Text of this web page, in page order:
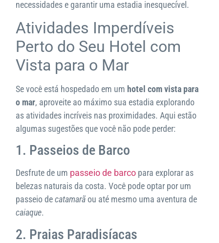
necessidades e garantir uma estadia inesquecível.
Atividades Imperdíveis
Perto do Seu Hotel com
Vista para o Mar
Se você está hospedado em um hotel com vista para
o mar, aproveite ao máximo sua estadia explorando
as atividades incríveis nas proximidades. Aqui estão
algumas sugestões que você não pode perder:
1. Passeios de Barco
Desfrute de um passeio de barco para explorar as
belezas naturais da costa. Você pode optar por um
passeio decatamarã ou até mesmo uma aventura de
caiaque.
2. Praias Paradisíacas